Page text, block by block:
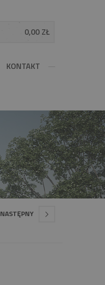
0,00 ZŁ
KONTAKT
NASTĘPNY